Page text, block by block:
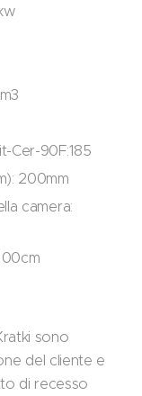
Cer-90F:185
200mm
camera:
sono
del cliente e
di recesso